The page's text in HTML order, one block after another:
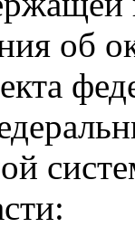
об